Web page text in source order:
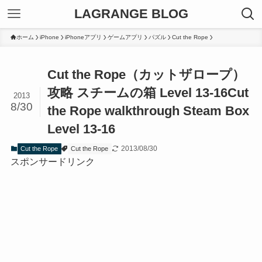
LAGRANGE BLOG
ホーム iPhone iPhoneアプリ ゲームアプリ パズル Cut the Rope
Cut the Rope（カットザロープ）
攻略 スチームの箱 Level 13-16Cut
the Rope walkthrough Steam Box
Level 13-16
2013
8/30
Cut the Rope Cut the Rope 2013/08/30
スポンサードリンク